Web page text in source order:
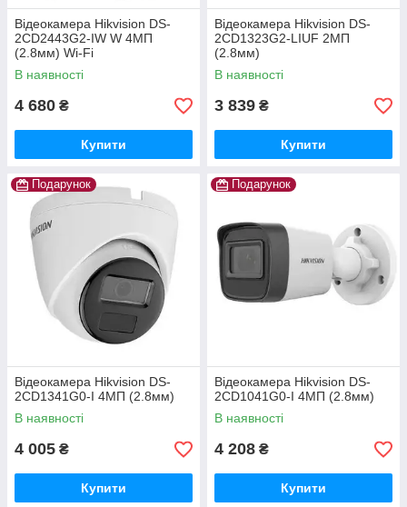
Відеокамера Hikvision DS-
2CD2443G2-IW W 4МП
(2.8мм) Wi-Fi
В наявності
4 680 ₴
Купити
Відеокамера Hikvision DS-
2CD1323G2-LIUF 2МП
(2.8мм)
В наявності
3 839 ₴
Купити
Подарунок
Відеокамера Hikvision DS-
2CD1341G0-I 4МП (2.8мм)
В наявності
4 005 ₴
Купити
Подарунок
Відеокамера Hikvision DS-
2CD1041G0-I 4МП (2.8мм)
В наявності
4 208 ₴
Купити